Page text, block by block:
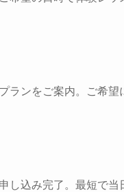
ランをご案内。ご希望
し込み完了。最短で当